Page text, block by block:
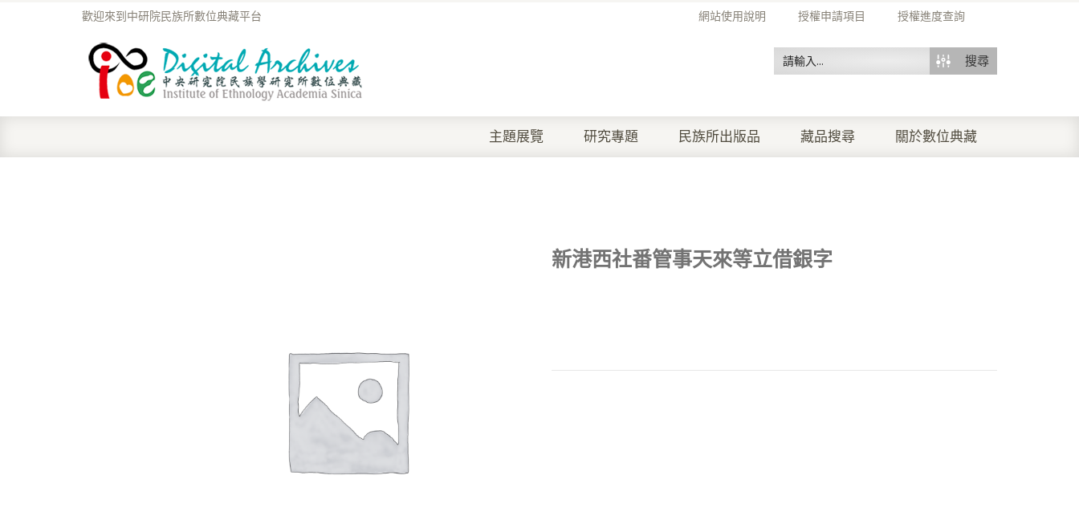
網站使用說明 授權申請項目 授權進度查詢
歡迎來到中研院民族所數位典藏平台
搜尋
主題展覽 研究專題 民族所出版品 藏品搜尋 關於數位典藏
新港西社番管事天來等立借銀字